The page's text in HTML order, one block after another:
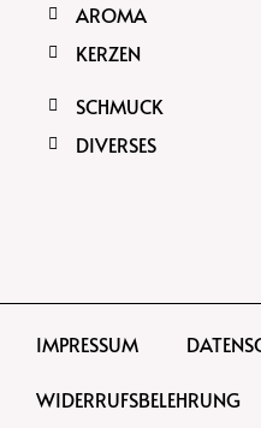
AROMA
KERZEN
SCHMUCK
DIVERSES
IMPRESSUM
WIDERRUFSBELEHRUNG